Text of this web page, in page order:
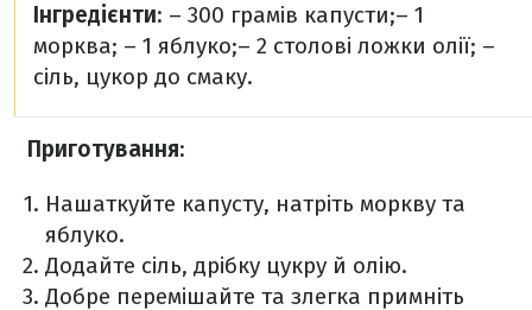
Інгредієнти: – 300 грамів капусти;– 1
морква; – 1 яблуко;– 2 столові ложки олії; –
сіль, цукор до смаку.
Приготування:
Нашаткуйте капусту, натріть моркву та
яблуко.
Додайте сіль, дрібку цукру й олію.
Добре перемішайте та злегка примніть